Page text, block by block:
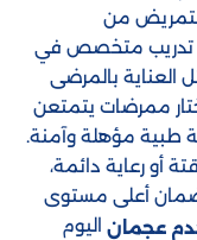
من
تدريب متخصص في
العناية بالمرضى
ممرضات يتمتعن
طبية مؤهلة وآمنة.
أو رعاية دائمة،
أعلى مستوى
عجمان اليوم